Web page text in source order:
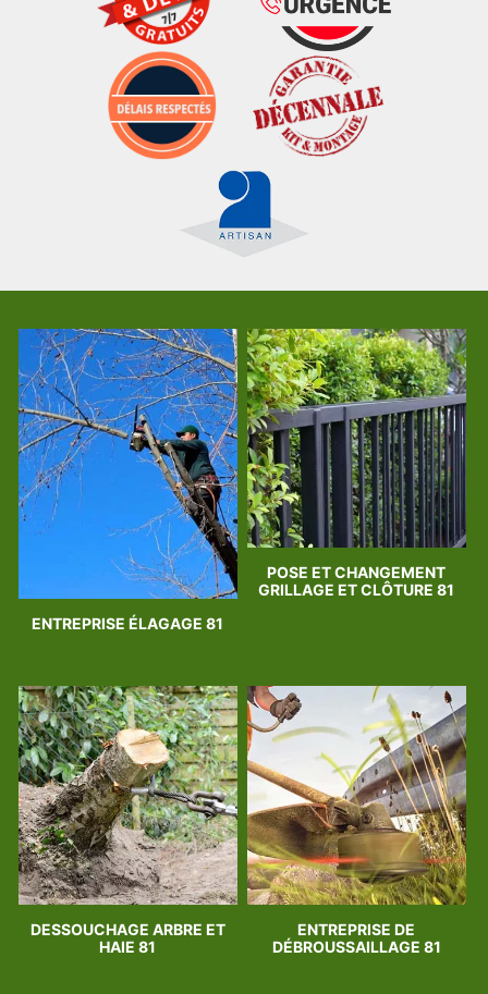
ENTREPRISE ÉLAGAGE 81
POSE ET CHANGEMENT
GRILLAGE ET CLÔTURE 81
DESSOUCHAGE ARBRE ET
HAIE 81
ENTREPRISE DE
DÉBROUSSAILLAGE 81